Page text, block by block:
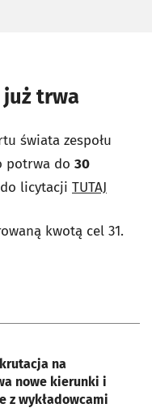
już trwa
świata zespołu
potrwa do 30
licytacji TUTAJ
kwotą cel 31.
na
nowe kierunki i
z wykładowcami